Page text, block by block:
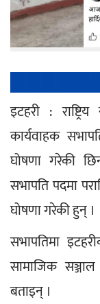
इटहरी :
कार्यवाहक
घोषणा गरेकी
सभापति पदमा
घोषणा गरेकी हुन् ।
सभापतिमा
सामाजिक
बताइन् ।